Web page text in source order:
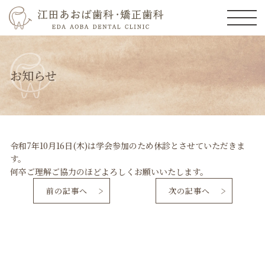
お知らせ
令和7年10月16日(木)は学会参加のため休診とさせていただきま
す。
何卒ご理解ご協力のほどよろしくお願いいたします。
前の記事へ 次の記事へ